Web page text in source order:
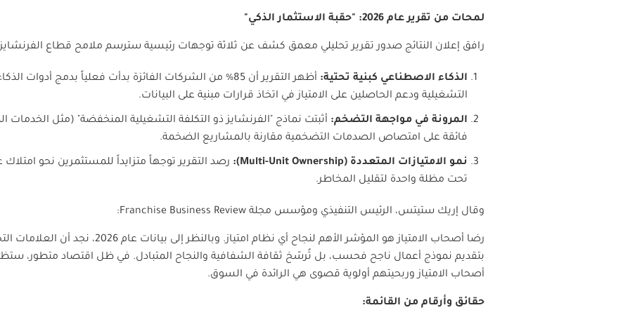
لمحات من تقرير عام 2026: "حقبة الاستثمار الذكي "
رافق إعلان النتائج صدور تقرير تحليلي معمق كشف عن ثلاثة توجهات رئيسية سترسم ملامح قطاع الفرنشايز
الذكاء الاصطناعي كبنية تحتية:
أظهر التقرير أن 85% من الشركات الفائزة بدأت فعلياً بدمج
التشغيلية ودعم الحاصلين على الامتياز في اتخاذ قرارات مبنية على البيانات.
المرونة في مواجهة التضخم: أثبتت نماذج "الفرنشايز ذو التكلفة التشغيلية المنخفضة" (مثل الخدمات
فائقة على امتصاص الصدمات التضخمية مقارنة بالمشاريع الضخمة.
نمو الامتيازات المتعددة (Multi-Unit Ownership):
رصد التقرير توجهاً متزايداً للمستثمرين نحو
تحت مظلة واحدة لتقليل المخاطر.
وقال إريك ستيتس، الرئيس التنفيذي ومؤسس مجلة Franchise Business Review
:
رضا أصحاب الامتياز هو المؤشر الأهم لنجاح أي نظام
بتقديم نموذج أعمال ناجح فحسب، بل تُرسّخ ثقافة الشفافية والنجاح المتبادل. في ظل اقتصاد متطور، ستظل
أصحاب الامتياز وربحيتهم أولوية قصوى هي الرائدة في السوق.
حقائق وأرقام من القائمة: